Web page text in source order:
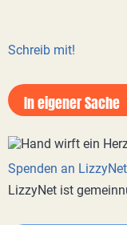
Schreib mit!
In eigener Sache
Spenden an LizzyNet
LizzyNet ist